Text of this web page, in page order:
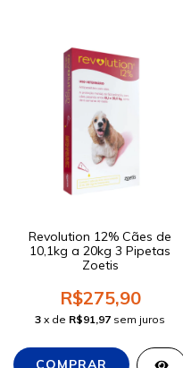
Revolution 12% Cães de
10,1kg a 20kg 3 Pipetas
Zoetis
R$275,90
3 x de R$91,97 sem juros